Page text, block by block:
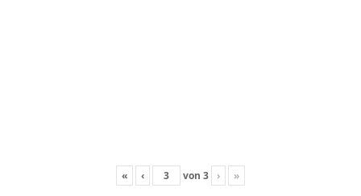
« ‹ von 3 › »